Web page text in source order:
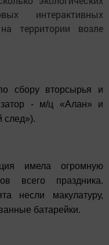
интерактивных
территории возле
сбору вторсырья и
- м/ц «Алан» и
след»).
имела огромную
всего праздника.
несли макулатуру,
батарейки.